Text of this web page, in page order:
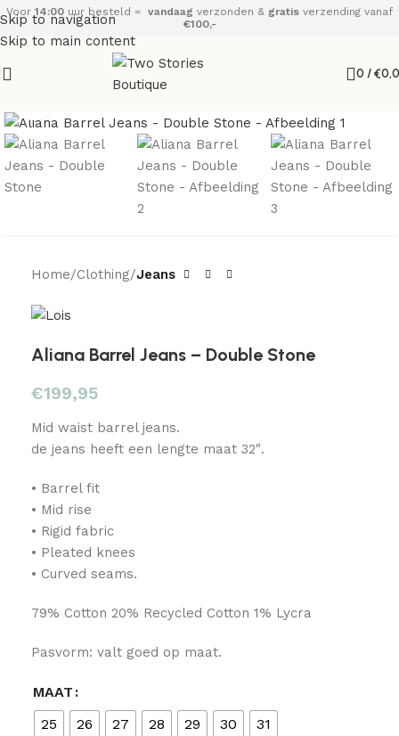
Skip to navigation
Skip to main content
Voor 14:00 uur besteld = vandaag verzonden & gratis verzending vanaf
€100,-
0 /€
Home Clothing Jeans
Aliana Barrel Jeans – Double Stone
€199,95
Mid waist barrel jeans.
de jeans heeft een lengte maat 32″.
• Barrel fit
• Mid rise
• Rigid fabric
• Pleated knees
• Curved seams.
79% Cotton 20% Recycled Cotton 1% Lycra
Pasvorm: valt goed op maat.
MAAT
25
26 27 28 29 30 31